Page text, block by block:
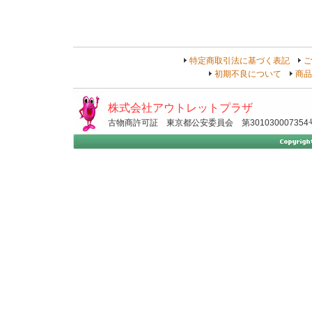
特定商取引法に基づく表記
初期不良について
商
株式会社アウトレットプラザ
古物商許可証 東京都公安委員会 第301030007354